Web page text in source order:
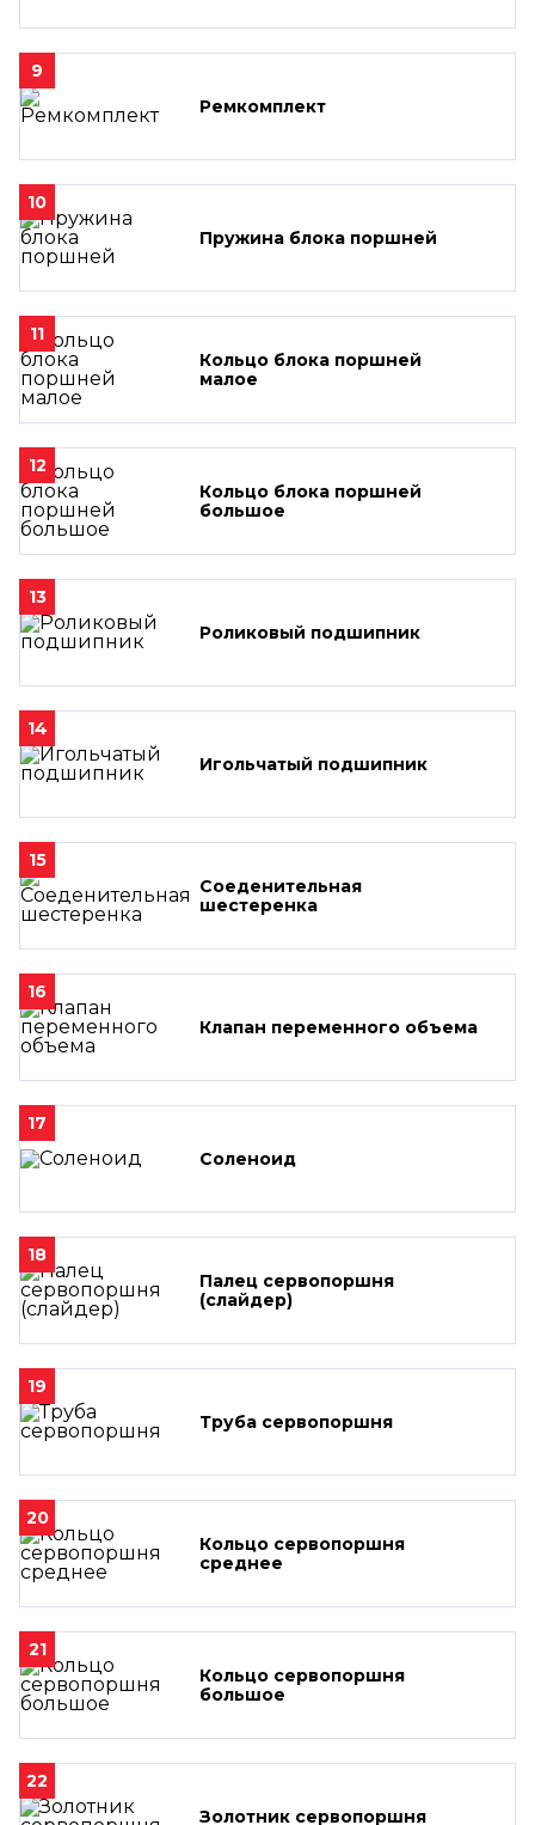
9
Ремкомплект
10
Пружина блока поршней
11
Кольцо блока поршней
малое
12
Кольцо блока поршней
большое
13
Роликовый подшипник
14
Игольчатый подшипник
15
Соеденительная
шестеренка
16
Клапан переменного объема
17
Соленоид
18
Палец сервопоршня
(слайдер)
19
Труба сервопоршня
20
Кольцо сервопоршня
среднее
21
Кольцо сервопоршня
большое
22
Золотник сервопоршня